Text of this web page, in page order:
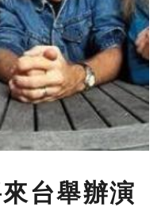
台舉辦演